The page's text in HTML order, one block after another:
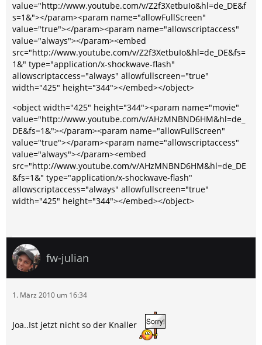
value="http://www.youtube.com/v/Z2f3XetbuIo&hl=de_DE&f
s=1&"></param><param name="allowFullScreen"
value="true"></param><param name="allowscriptaccess"
value="always"></param><embed
src="http://www.youtube.com/v/Z2f3XetbuIo&hl=de_DE&fs=
1&" type="application/x-shockwave-flash"
allowscriptaccess="always" allowfullscreen="true"
width="425" height="344"></embed></object>
<object width="425" height="344"><param name="movie"
value="http://www.youtube.com/v/AHzMNBND6HM&hl=de_
DE&fs=1&"></param><param name="allowFullScreen"
value="true"></param><param name="allowscriptaccess"
value="always"></param><embed
src="http://www.youtube.com/v/AHzMNBND6HM&hl=de_DE
&fs=1&" type="application/x-shockwave-flash"
allowscriptaccess="always" allowfullscreen="true"
width="425" height="344"></embed></object>
fw-julian
1. März 2010 um 16:34
Joa..Ist jetzt nicht so der Knaller